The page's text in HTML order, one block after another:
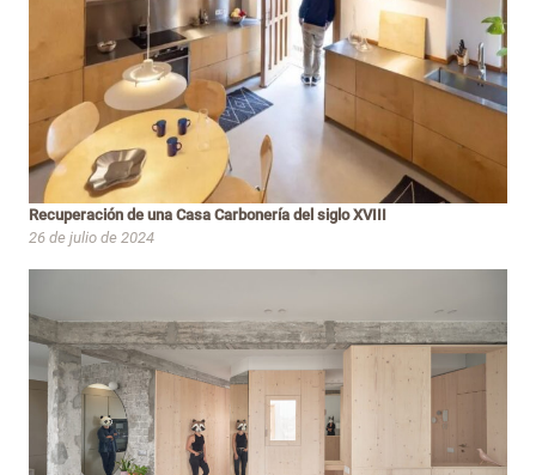
Recuperación de una Casa Carbonería del siglo XVIII
26 de julio de 2024